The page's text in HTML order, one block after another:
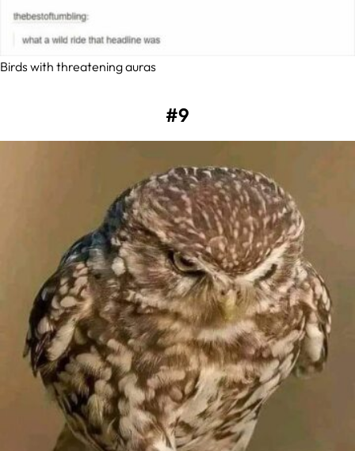
Birds with threatening auras
#9